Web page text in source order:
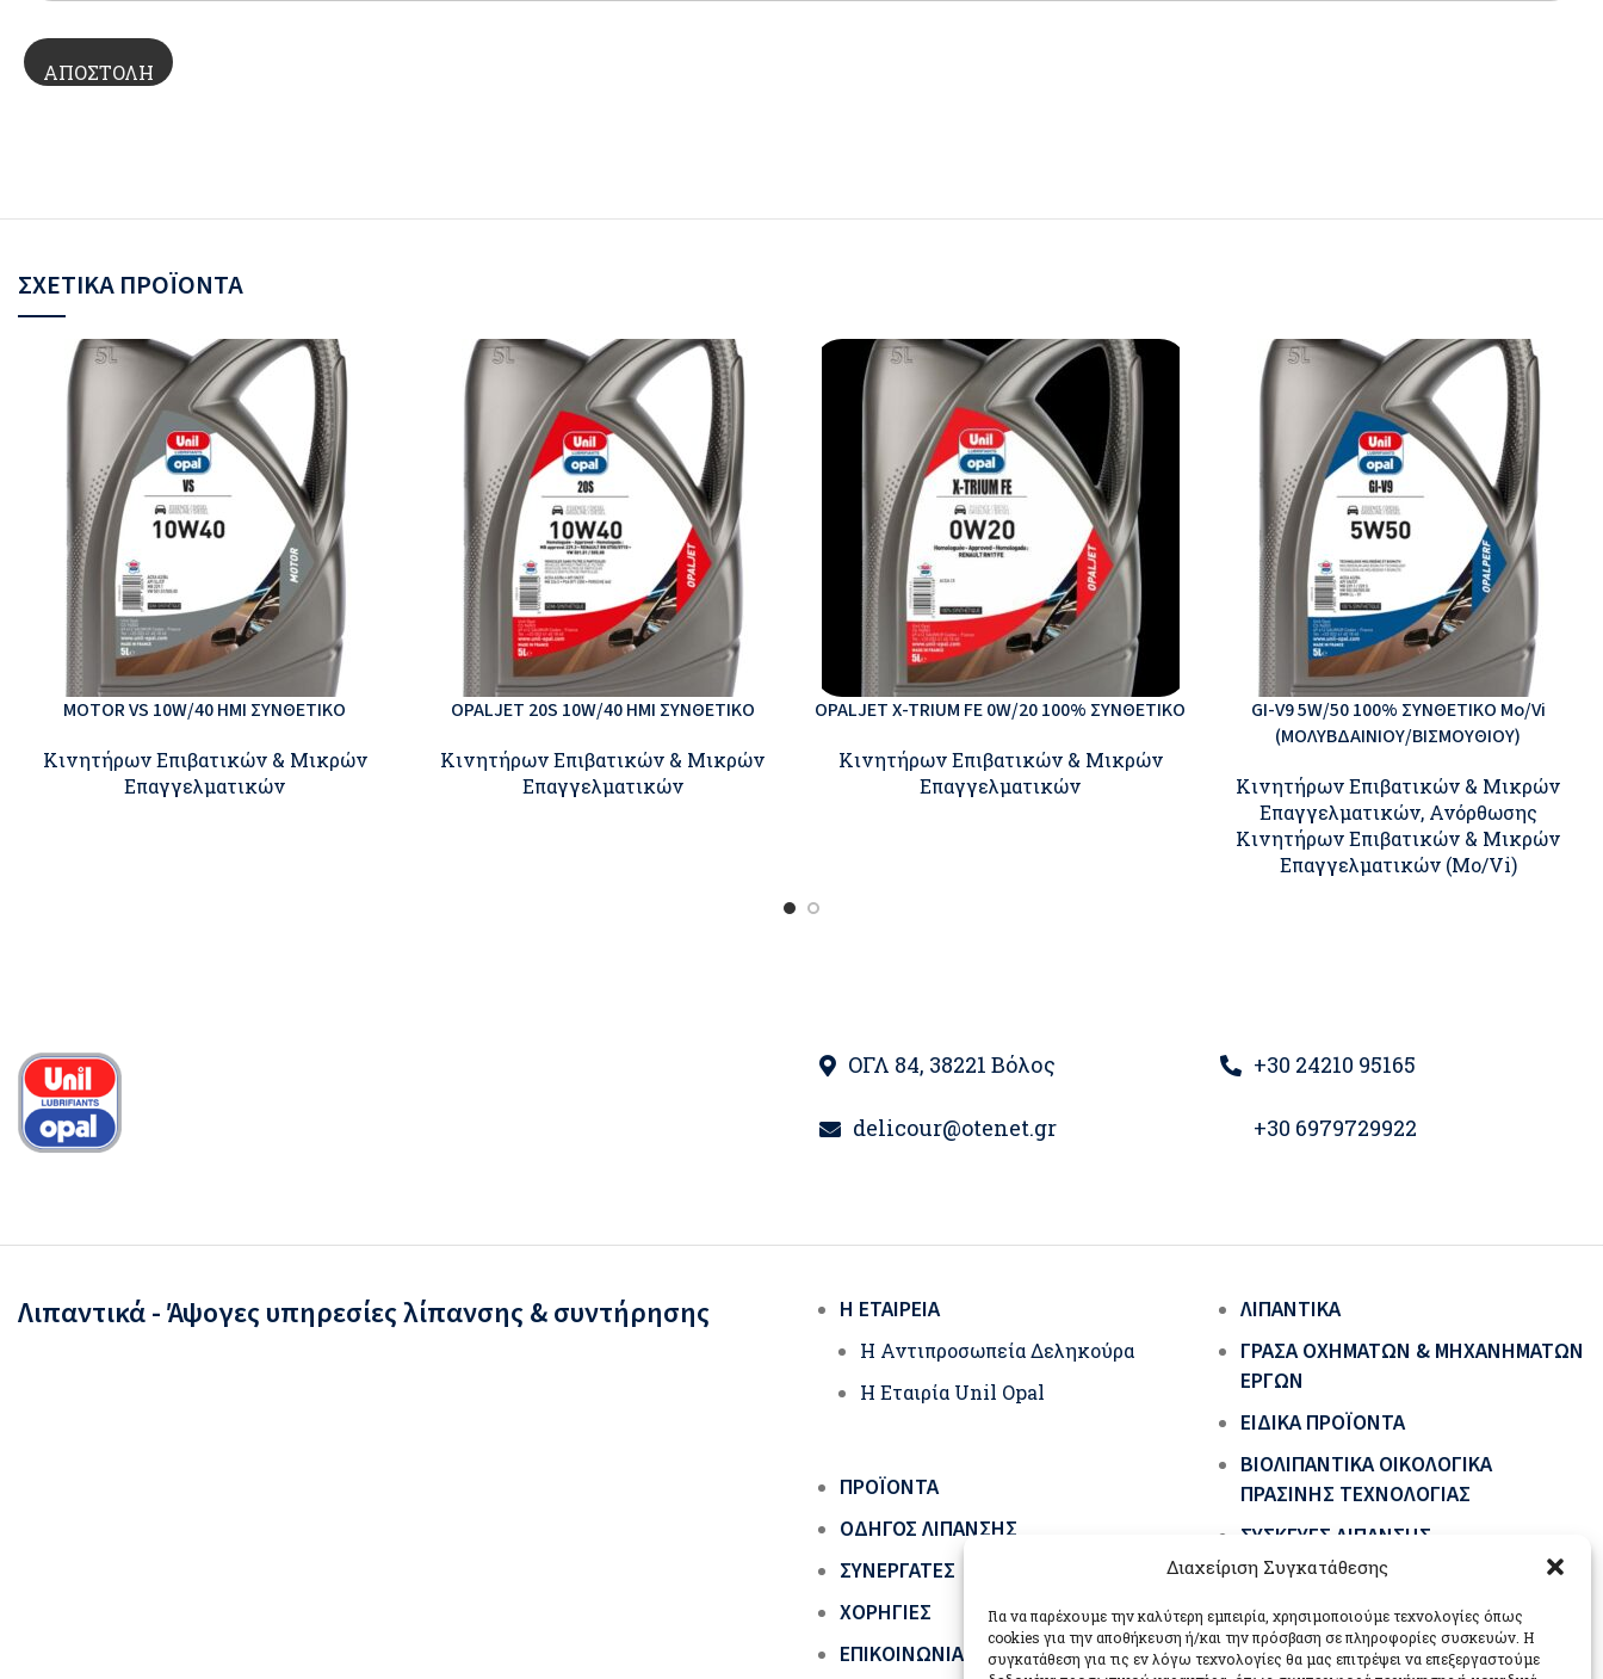
Διαχείριση Συγκατάθεσης
Για να παρέχουμε την καλύτερη εμπειρία, χρησιμοποιούμε τεχνολογίες όπως
cookies για την αποθήκευση ή/και την πρόσβαση σε πληροφορίες συσκευών. Η
συγκατάθεση για τις εν λόγω τεχνολογίες θα μας επιτρέψει να επεξεργαστούμε
ΣΧΕΤΙΚΆ ΠΡΟΪΌΝΤΑ
MOTOR VS 10W/40 ΗΜΙ ΣΥΝΘΕΤΙΚΟ
Κινητήρων Επιβατικών & Μικρών
Επαγγελματικών
OPALJET 20S 10W/40 ΗΜΙ ΣΥΝΘΕΤΙΚΟ
Κινητήρων Επιβατικών & Μικρών
Επαγγελματικών
OPALJET X-TRIUM FE 0W/20 100% ΣΥΝΘΕΤΙΚΟ
Κινητήρων Επιβατικών & Μικρών
Επαγγελματικών
GI-V9 5W/50 100% ΣΥΝΘΕΤΙΚΟ Mo/Vi
(ΜΟΛΥΒΔΑΙΝΙΟΥ/ΒΙΣΜΟΥΘΙΟΥ)
Κινητήρων Επιβατικών & Μικρών
Επαγγελματικών, Ανόρθωσης
Κινητήρων Επιβατικών & Μικρών
Επαγγελματικών (Mo/Vi)
ΟΓΛ 84, 38221 Βόλος
delicour@otenet.gr
+30 24210 95165
+30 6979729922
Λιπαντικά - Άψογες υπηρεσίες λίπανσης & συντήρησης Η ΕΤΑΙΡΕΊΑ
Η Αντιπροσωπεία Δεληκούρα
Η Εταιρία Unil Opal
ΠΡΟΪΌΝΤΑ
ΟΔΗΓΌΣ ΛΊΠΑΝΣΗΣ
ΣΥΝΕΡΓΆΤΕΣ
ΧΟΡΗΓΊΕΣ
ΕΠΙΚΟΙΝΩΝΊΑ
ΛΙΠΑΝΤΙΚΆ
ΓΡΆΣΑ ΟΧΗΜΆΤΩΝ & ΜΗΧΑΝΗΜΆΤΩΝ
ΈΡΓΩΝ
ΕΙΔΙΚΆ ΠΡΟΪΌΝΤΑ
ΒΙΟΛΙΠΑΝΤΙΚΆ ΟΙΚΟΛΟΓΙΚΆ
ΠΡΆΣΙΝΗΣ ΤΕΧΝΟΛΟΓΊΑΣ
ΣΥΣΚΕΥΈΣ ΛΊΠΑΝΣΗΣ